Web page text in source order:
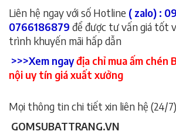
Liên hệ ngay với số Hotline ( zalo) :
0766186879 để được tư vấn giá tốt
trình khuyến mãi hấp dẫn
>>>Xem ngayđịa chỉ mua ấm chén
nội uy tín giá xuất xưởng
Mọi thông tin chi tiết xin liên hệ (24/7)
GOMSUBATTRANG.VN